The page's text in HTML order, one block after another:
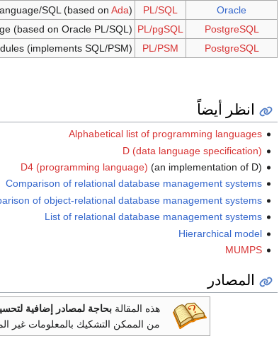
Oracle
PL/SQL
SQL (based onAda)
PostgreSQL
PL/pgSQL
(based on Oracle PL/SQL)
PostgreSQL
PL/PSM
(implements SQL/PSM)
انظر أيضاً
Alphabetical list of programming languages
D (data language specification)
D4 (programming language) (an implementation of D)
Comparison of relational database management systems
of object-relational database management systems
List of relational database management systems
Hierarchical model
MUMPS
المصادر
هذه المقالة بحاجة لمصادر إضافية
من الممكن التشكيك بالمعلومات غير